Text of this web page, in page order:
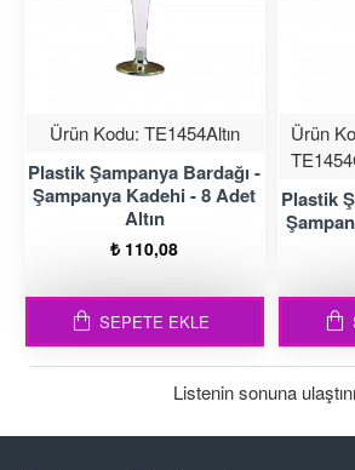
Ürün Kodu: TE1454Altın
Plastik Şampanya Bardağı -
Şampanya Kadehi - 8 Adet
Altın
₺ 110,08
SEPETE EKLE
Ürün
Plastik
Listenin sonuna